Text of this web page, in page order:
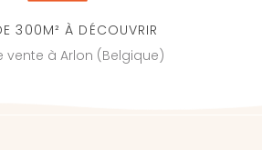
300M² À DÉCOUVRIR
vente à Arlon (Belgique)